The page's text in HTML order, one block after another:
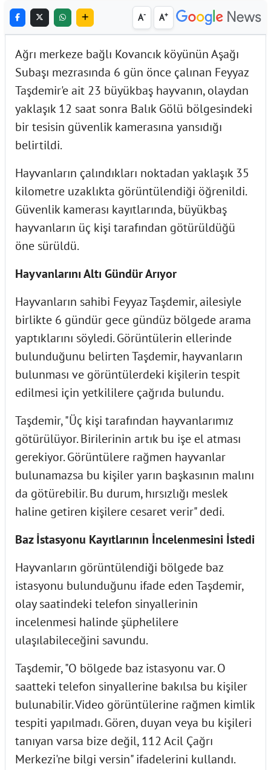
A- A+
Ağrı merkeze bağlı Kovancık köyünün Aşağı
Subaşı mezrasında 6 gün önce çalınan Feyyaz
Taşdemir'e ait 23 büyükbaş hayvanın, olaydan
yaklaşık 12 saat sonra Balık Gölü bölgesindeki
bir tesisin güvenlik kamerasına yansıdığı
belirtildi.
Hayvanların çalındıkları noktadan yaklaşık 35
kilometre uzaklıkta görüntülendiği öğrenildi.
Güvenlik kamerası kayıtlarında, büyükbaş
hayvanların üç kişi tarafından götürüldüğü
öne sürüldü.
Hayvanlarını Altı Gündür Arıyor
Hayvanların sahibi Feyyaz Taşdemir, ailesiyle
birlikte 6 gündür gece gündüz bölgede arama
yaptıklarını söyledi. Görüntülerin ellerinde
bulunduğunu belirten Taşdemir, hayvanların
bulunması ve görüntülerdeki kişilerin tespit
edilmesi için yetkililere çağrıda bulundu.
Taşdemir, "Üç kişi tarafından hayvanlarımız
götürülüyor. Birilerinin artık bu işe el atması
gerekiyor. Görüntülere rağmen hayvanlar
bulunamazsa bu kişiler yarın başkasının malını
da götürebilir. Bu durum, hırsızlığı meslek
haline getiren kişilere cesaret verir" dedi.
Baz İstasyonu Kayıtlarının İncelenmesini İstedi
Hayvanların görüntülendiği bölgede baz
istasyonu bulunduğunu ifade eden Taşdemir,
olay saatindeki telefon sinyallerinin
incelenmesi halinde şüphelilere
ulaşılabileceğini savundu.
Taşdemir, "O bölgede baz istasyonu var. O
saatteki telefon sinyallerine bakılsa bu kişiler
bulunabilir. Video görüntülerine rağmen kimlik
tespiti yapılmadı. Gören, duyan veya bu kişileri
tanıyan varsa bize değil, 112 Acil Çağrı
Merkezi'ne bilgi versin" ifadelerini kullandı.